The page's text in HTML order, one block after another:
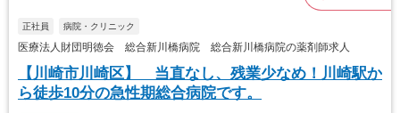
正社員 病院・クリニック
医療法人財団明徳会 総合新川橋病院 総合新川橋病院の薬剤師求人
【川崎市川崎区】 当直なし、残業少なめ！川崎駅か
ら徒歩10分の急性期総合病院です。